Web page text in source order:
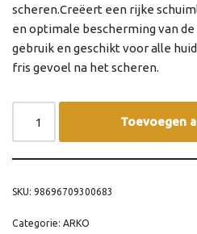
scheren.Creëert een rijke
en optimale bescherming van de
gebruik en geschikt voor alle
fris gevoel na het scheren.
Toevoegen
SKU: 98696709300683
Categorie: ARKO